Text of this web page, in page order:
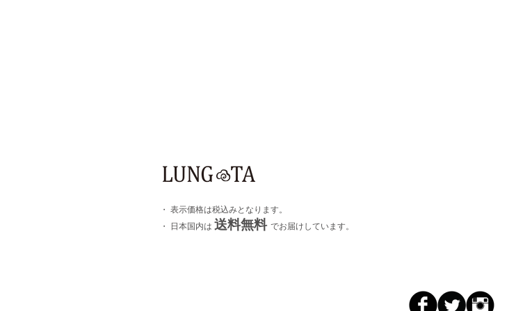
・ 表示価格は税込みとなります。
・ 日本国内は 送料無料 でお届けしています。